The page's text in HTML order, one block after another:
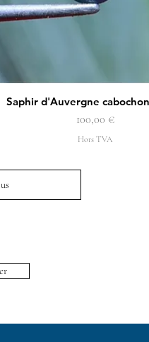
Aperçu rapide
Saphir d'Auvergne
Prix
100,00 €
Hors TVA